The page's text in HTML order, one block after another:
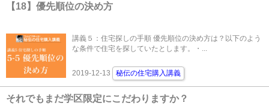
【18】優先順位の決め方
講義５：住宅探しの手順 優先順位の決め方は？以下のよう
な条件で住宅を探していたとします。・...
2019-12-13 秘伝の住宅購入講義
それでもまだ学区限定にこだわりますか？